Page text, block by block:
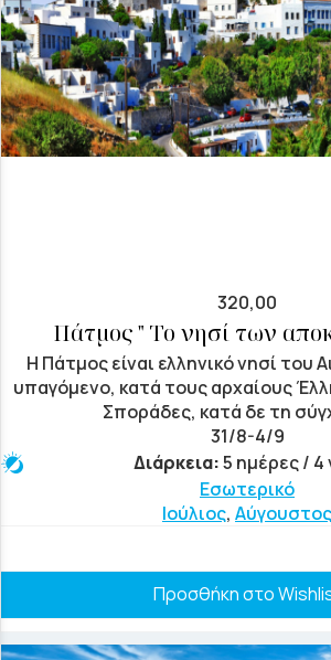
320,00
Πάτμος " Το νησί των
Η Πάτμος είναι ελληνικό νησί του
υπαγόμενο, κατά τους αρχαίους
Σποράδες, κατά δε τη
31/8-4/9
Διάρκεια:5 ημέρες / 4
Εσωτερικό
Ιούλιος, Αύγουστος
Προσθήκη στο